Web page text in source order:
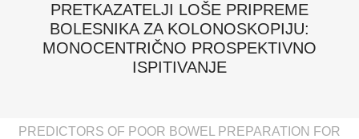
PRETKAZATELJI LOŠE PRIPREME
BOLESNIKA ZA KOLONOSKOPIJU:
MONOCENTRIČNO PROSPEKTIVNO
ISPITIVANJE
PREDICTORS OF POOR BOWEL PREPARATION FOR